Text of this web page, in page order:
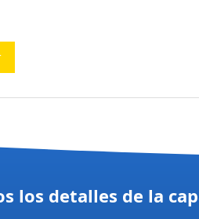
los detalles de la